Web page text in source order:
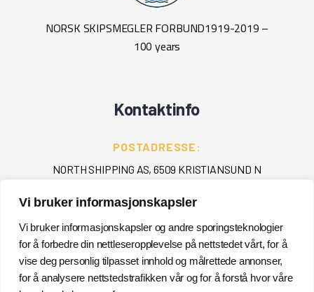
Vi bruker informasjonskapsler
Vi bruker informasjonskapsler og andre sporingsteknologier
for å forbedre din nettleseropplevelse på nettstedet vårt, for å
vise deg personlig tilpasset innhold og målrettede annonser,
for å analysere nettstedstrafikken vår og for å forstå hvor våre
NORSK SKIPSMEGLER FORBUND1919-2019 –
100 years
Kontaktinfo
POSTADRESSE:
NORTH SHIPPING AS, 6509 KRISTIANSUND N
TELEFON:
+ 47 715 40 000
EPOST :
POSTMASTER@NORTHSHIPPING.NO